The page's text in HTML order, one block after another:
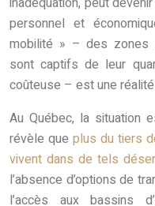
personnel et
mobilité » – des zones
sont captifs de leur
coûteuse – est une
Au Québec, la situation
révèle que plus du tiers
vivent dans de tels
l’absence d’options de
l’accès aux bassins